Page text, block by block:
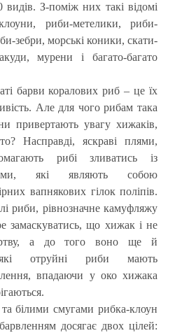
видів. З-поміж них такі відомі
риби-метелики, риби-
зебри, морські коники, скати-
мурени і багато-багато
барви коралових риб – це їх
Але для чого рибам така
привертають увагу хижаків,
Насправді, яскраві плями,
рибі зливатись із
які являють собою
вапнякових гілок поліпів.
риби, рівнозначне камуфляжу
замаскуватись, що хижак і не
а до того воно ще й
отруйні риби мають
впадаючи у око хижака
білими смугами рибка-клоун
досягає двох цілей: